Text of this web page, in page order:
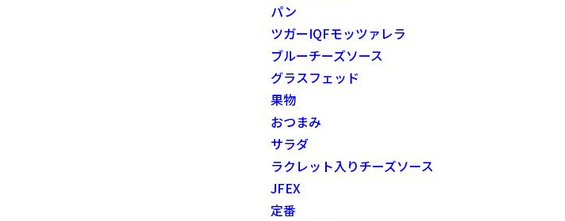
パン
ツガーIQFモッツァレラ
ブルーチーズソース
グラスフェッド
果物
おつまみ
サラダ
ラクレット入りチーズソース
JFEX
定番